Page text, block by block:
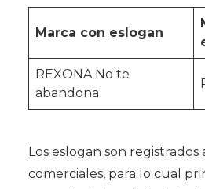
Marca con eslogan
REXONA No te
abandona
Los eslogan son
comerciales, para lo cual